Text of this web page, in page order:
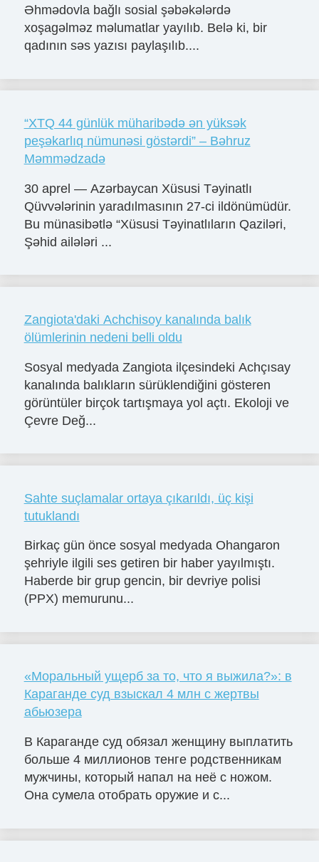
Əhmədovla bağlı sosial şəbəkələrdə
xoşagəlməz məlumatlar yayılıb. Belə ki, bir
qadının səs yazısı paylaşılıb....
“XTQ 44 günlük müharibədə ən yüksək
peşəkarlıq nümunəsi göstərdi” – Bəhruz
Məmmədzadə
30 aprel — Azərbaycan Xüsusi Təyinatlı
Qüvvələrinin yaradılmasının 27-ci ildönümüdür.
Bu münasibətlə “Xüsusi Təyinatlıların Qaziləri,
Şəhid ailələri ...
Zangiota'daki Achchisoy kanalında balık
ölümlerinin nedeni belli oldu
Sosyal medyada Zangiota ilçesindeki Achçısay
kanalında balıkların sürüklendiğini gösteren
görüntüler birçok tartışmaya yol açtı. Ekoloji ve
Çevre Değ...
Sahte suçlamalar ortaya çıkarıldı, üç kişi
tutuklandı
Birkaç gün önce sosyal medyada Ohangaron
şehriyle ilgili ses getiren bir haber yayılmıştı.
Haberde bir grup gencin, bir devriye polisi
(PPX) memurunu...
«Моральный ущерб за то, что я выжила?»: в
Караганде суд взыскал 4 млн с жертвы
абьюзера
В Караганде суд обязал женщину выплатить
больше 4 миллионов тенге родственникам
мужчины, который напал на неё с ножом.
Она сумела отобрать оружие и с...